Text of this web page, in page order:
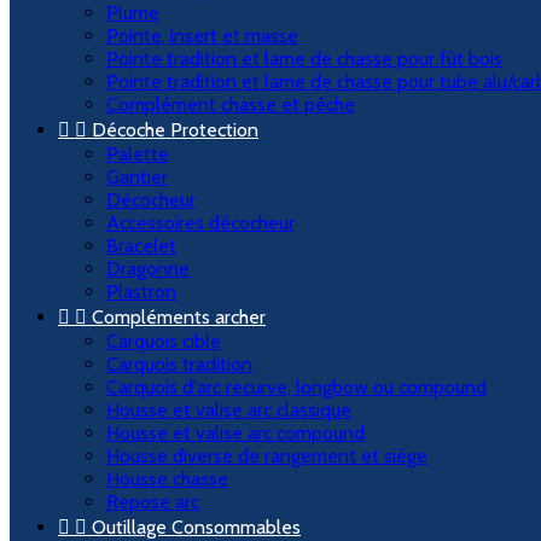
Plume
Pointe, insert et masse
Pointe tradition et lame de chasse pour fût bois
Pointe tradition et lame de chasse pour tube alu/
Complément chasse et pêche
  Décoche Protection
Palette
Gantier
Décocheur
Accessoires décocheur
Bracelet
Dragonne
Plastron
  Compléments archer
Carquois cible
Carquois tradition
Carquois d'arc recurve, longbow ou compound
Housse et valise arc classique
Housse et valise arc compound
Housse diverse de rangement et siège
Housse chasse
Repose arc
  Outillage Consommables